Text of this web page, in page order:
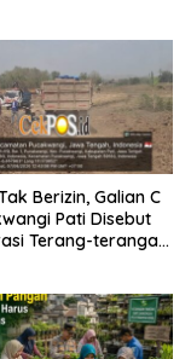
Berizin, Galian C
Pati Disebut
Terang-terangan,